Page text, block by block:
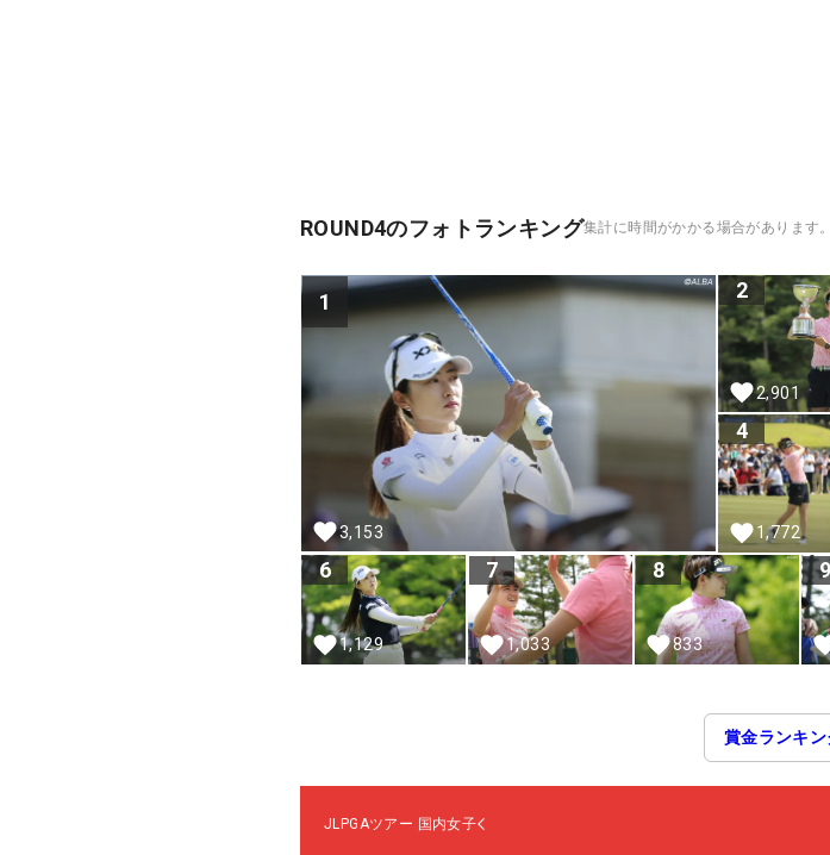
ROUND4のフォトランキング集計に時間がかかる場合があります。
1
3,153
2
2,901
4
1,772
6
1,129
7
1,033
8
833
賞金ランキン
JLPGAツアー 国内女子